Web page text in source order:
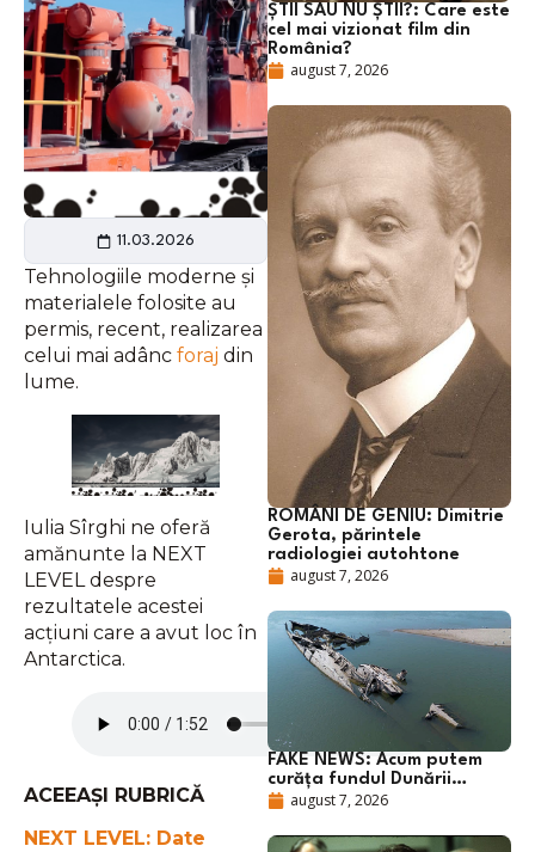
11.03.2026
Tehnologiile moderne și
materialele folosite au
permis, recent, realizarea
celui mai adânc foraj din
lume.
Iulia Sîrghi ne oferă
amănunte la NEXT
LEVEL despre
rezultatele acestei
acțiuni care a avut loc în
Antarctica.
ACEEAȘI RUBRICĂ
NEXT LEVEL: Date
ȘTII SAU NU ȘTII?: Care este
cel mai vizionat film din
România?
august 7, 2026
ROMÂNI DE GENIU: Dimitrie
Gerota, părintele
radiologiei autohtone
august 7, 2026
FAKE NEWS: Acum putem
curăța fundul Dunării…
august 7, 2026